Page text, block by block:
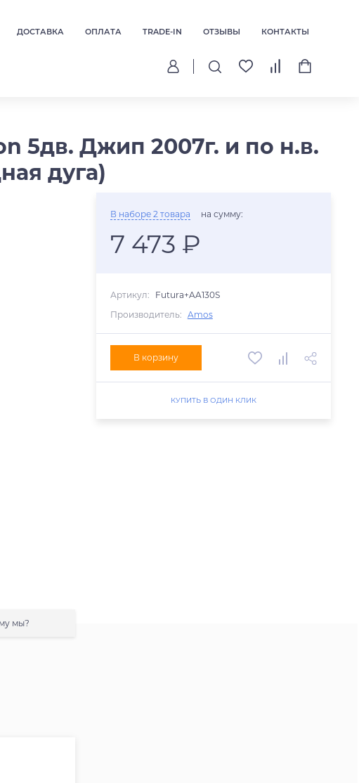
ДОСТАВКА ОПЛАТА TRADE-IN ОТЗЫВЫ КОНТАКТЫ
5дв. Джип 2007г. и по н.в.
дуга)
мы?
В наборе 2 товара на сумму:
7 473 ₽
Артикул:
Futura+AA130S
Производитель: Amos
В корзину
КУПИТЬ В ОДИН КЛИК